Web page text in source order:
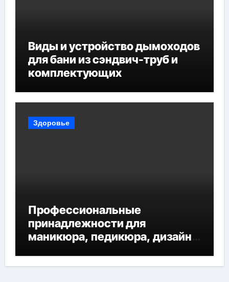
Виды и устройство дымоходов
для бани из сэндвич-труб и
комплектующих
Здоровье
Профессиональные
принадлежности для
маникюра, педикюра, дизайна
наращивания ресниц